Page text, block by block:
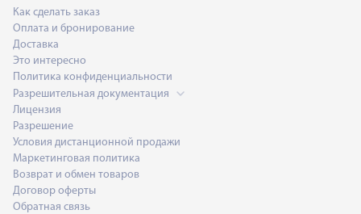
Как сделать заказ
Оплата и бронирование
Доставка
Это интересно
Политика конфиденциальности
Разрешительная документация
Лицензия
Разрешение
Условия дистанционной продажи
Маркетинговая политика
Возврат и обмен товаров
Договор оферты
Обратная связь